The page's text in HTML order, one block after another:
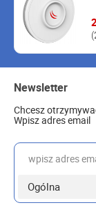
Newsletter
Chcesz
Wpisz adres email
wpisz adres